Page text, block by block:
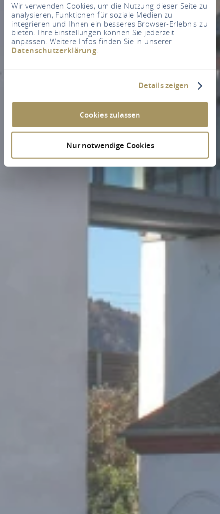
Wir verwenden Cookies, um die Nutzung dieser Seite zu
analysieren, Funktionen für soziale Medien zu
integrieren und Ihnen ein besseres Browser-Erlebnis zu
bieten. Ihre Einstellungen können Sie jederzeit
anpassen. Weitere Infos finden Sie in unserer
Datenschutzerklärung.
Details zeigen
Cookies zulassen
Nur notwendige Cookies